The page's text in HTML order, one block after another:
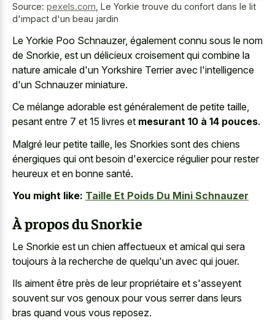
Source: pexels.com Le Yorkie trouve du confort dans le lit
d'impact d'un beau jardin
Le Yorkie Poo Schnauzer, également connu sous le nom
de Snorkie, est un délicieux croisement qui combine la
nature amicale d'un Yorkshire Terrier avec l'intelligence
d'un Schnauzer miniature.
Ce mélange adorable est généralement de petite taille,
pesant entre 7 et 15 livres et mesurant 10 à 14 pouces.
Malgré leur petite taille, les Snorkies sont des chiens
énergiques qui ont besoin d'exercice régulier pour rester
heureux et en bonne santé.
You might like: Taille Et Poids Du Mini Schnauzer
À propos du Snorkie
Le Snorkie est un chien affectueux et amical qui sera
toujours à la recherche de quelqu'un avec qui jouer.
Ils aiment être près de leur propriétaire et s'asseyent
souvent sur vos genoux pour vous serrer dans leurs
bras quand vous vous reposez.